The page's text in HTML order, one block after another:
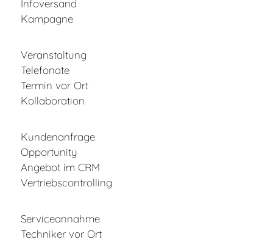
Infoversand
Kampagne
Veranstaltung
Telefonate
Termin vor Ort
Kollaboration
Kundenanfrage
Opportunity
Angebot im CRM
Vertriebscontrolling
Serviceannahme
Techniker vor Ort